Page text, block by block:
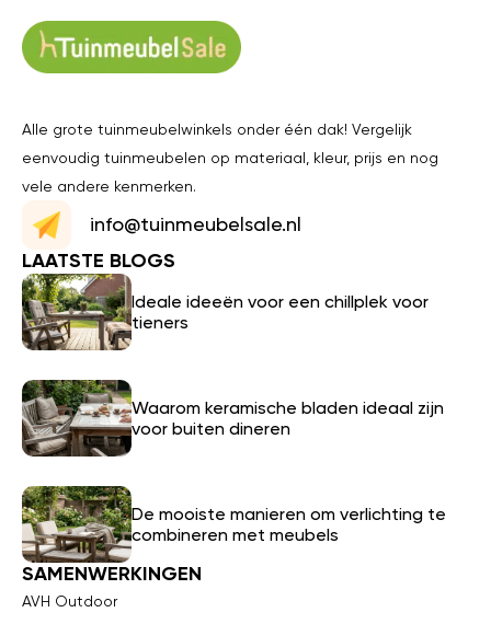
Alle grote tuinmeubelwinkels onder één dak! Vergelijk
eenvoudig tuinmeubelen op materiaal, kleur, prijs en nog
vele andere kenmerken.
info@tuinmeubelsale.nl
LAATSTE BLOGS
Ideale ideeën voor een chillplek voor
tieners
Waarom keramische bladen ideaal zijn
voor buiten dineren
De mooiste manieren om verlichting te
combineren met meubels
SAMENWERKINGEN
AVH Outdoor